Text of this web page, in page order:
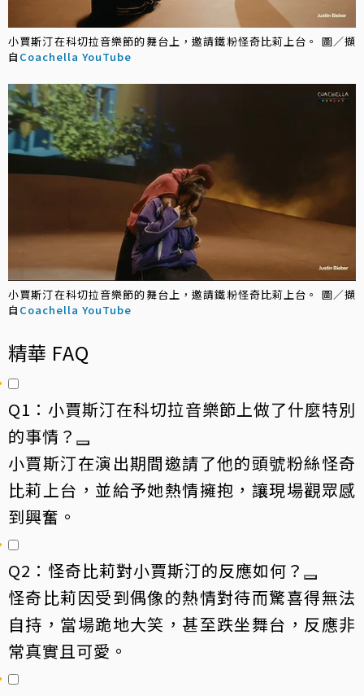
小賈斯汀在科切拉音樂節的舞台上，邀請鐵粉怪奇比莉上台。 圖／擷
自 Coachella YouTube
小賈斯汀在科切拉音樂節的舞台上，邀請鐵粉怪奇比莉上台。 圖／擷
自 Coachella YouTube
精華 FAQ
Q1：小賈斯汀在科切拉音樂節上做了什麼特別
的事情？
小賈斯汀在演出期間邀請了他的頭號粉絲怪奇
比莉上台，並給予她熱情擁抱，讓現場觀眾感
到興奮。
Q2：怪奇比莉對小賈斯汀的反應如何？
怪奇比莉因受到偶像的熱情對待而驚喜得無法
自持，當場跪地大笑，甚至跌坐舞台，反應非
常真實且可愛。